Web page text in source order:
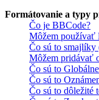
Formátovanie a typy
Čo je BBCode?
Môžem
Čo sú to smajlíky
Môžem pridávať
Čo sú to
Čo sú to
Čo sú to dôležité